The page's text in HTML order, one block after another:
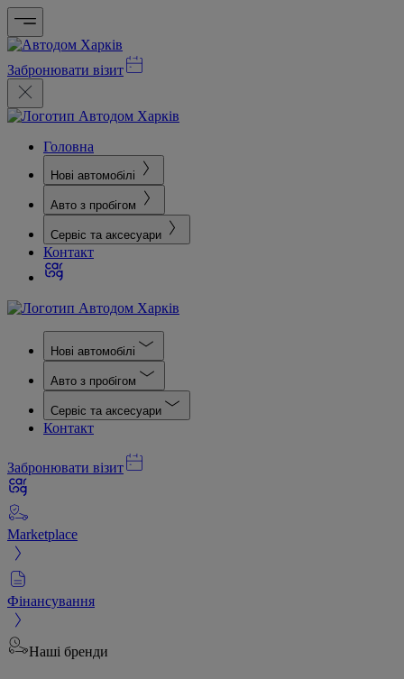
Забронювати візит
Головна
Нові автомобілі
Авто з пробігом
Сервіс та аксесуари
Контакт
Нові автомобілі
Авто з пробігом
Сервіс та аксесуари
Контакт
Забронювати візит
Marketplace
Фінансування
Наші бренди